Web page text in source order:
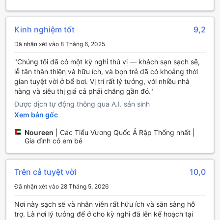
Ngoài ra, khách sạn còn có khu vực lounge chung và khu
vực xem TV, nơi bạn có thể gặp gỡ, giao lưu với những du
khách khác hoặc đơn giản là thư giãn với một bộ phim yêu
thích. Đặc biệt, nếu bạn yêu thích âm nhạc và muốn thể
hiện tài năng ca hát của mình, hãy ghé thăm phòng
karaoke, nơi bạn có thể thoải mái thể hiện giọng hát và tạo
nên những kỷ niệm đáng nhớ bên bạn bè và gia đình.
Mirage Hotel Al Aqah thực sự là một điểm đến lý tưởng cho
những ai tìm kiếm sự giải trí và thư giãn trong kỳ nghỉ của
mình.
Cơ sở thể thao tại Mirage Hotel Al Aqah
Tại Mirage Hotel Al Aqah, quý khách sẽ được trải nghiệm
những cơ sở thể thao tuyệt vời, mang đến cho bạn những
nhà được thiết kế sang trọng, tạo không gian lý tưởng cho
những ai yêu thích bơi lội mà không bị ảnh hưởng bởi thời
tiết bên ngoài. Nước trong hồ luôn ở nhiệt độ dễ chịu, giúp
bạn thư giãn và phục hồi sức khỏe sau một ngày dài khám
phá.
Kinh nghiệm tốt 9,2
Đã nhận xét vào 8 Tháng 6, 2025
"Chúng tôi đã có một kỳ nghỉ thú vị — khách sạn sạch sẽ,
lễ tân thân thiện và hữu ích, và bọn trẻ đã có khoảng thời
gian tuyệt vời ở bể bơi. Vị trí rất lý tưởng, với nhiều nhà
hàng và siêu thị giá cả phải chăng gần đó."
Được dịch tự động thông qua A.I. sản sinh
Xem bản gốc
Noureen
Các Tiểu Vương Quốc Ả Rập Thống nhất |
Gia đình có em bé
Trên cả tuyệt vời 10,0
Đã nhận xét vào 28 Tháng 5, 2026
Nơi này sạch sẽ và nhân viên rất hữu ích và sẵn sàng hỗ
trợ. Là nơi lý tưởng để ở cho kỳ nghỉ đã lên kế hoạch tại